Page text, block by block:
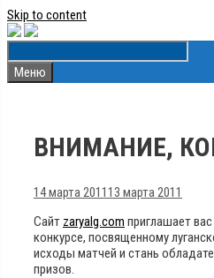
Skip to content
Меню
ВНИМАНИЕ,
14 марта 201113 марта 2011
Сайт zaryalg.com приглашает
конкурсе, посвященномy
исходы матчей и стань
призов.